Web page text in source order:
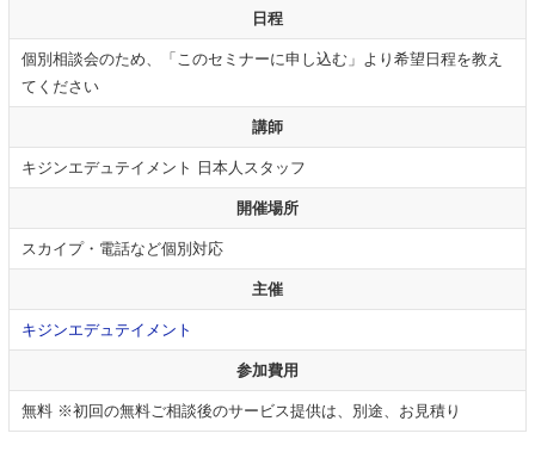
日程
個別相談会のため、「このセミナーに申し込む」より希望日程を教え
てください
講師
キジンエデュテイメント 日本人スタッフ
開催場所
スカイプ・電話など個別対応
主催
キジンエデュテイメント
参加費用
無料 ※初回の無料ご相談後のサービス提供は、別途、お見積り